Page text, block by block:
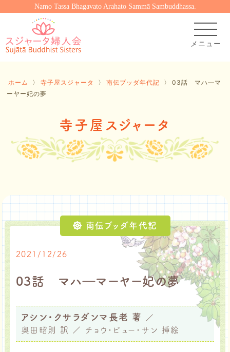
Namo Tassa Bhagavato Arahato Sammā Sambuddhassa.
ホーム 〉 寺子屋スジャータ 〉 南伝ブッダ年代記 〉
03話 マハ―マ
ーヤー妃の夢
寺子屋スジャータ
2021/12/26
南伝ブッダ年代記
03話 マハ―マーヤー妃の夢
アシン・クサラダンマ長老 著
／
奥田昭則 訳 ／ チョウ・ピュー・サン 挿絵